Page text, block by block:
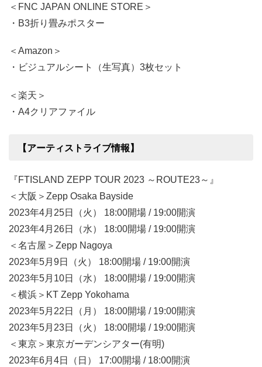
＜FNC JAPAN ONLINE STORE＞
・B3折り畳みポスター
＜Amazon＞
・ビジュアルシート（生写真）3枚セット
＜楽天＞
・A4クリアファイル
【アーティストライブ情報】
『FTISLAND ZEPP TOUR 2023 ～ROUTE23～』
＜大阪＞Zepp Osaka Bayside
2023年4月25日（火） 18:00開場 / 19:00開演
2023年4月26日（水） 18:00開場 / 19:00開演
＜名古屋＞Zepp Nagoya
2023年5月9日（火） 18:00開場 / 19:00開演
2023年5月10日（水） 18:00開場 / 19:00開演
＜横浜＞KT Zepp Yokohama
2023年5月22日（月） 18:00開場 / 19:00開演
2023年5月23日（火） 18:00開場 / 19:00開演
＜東京＞東京ガーデンシアター(有明)
2023年6月4日（日） 17:00開場 / 18:00開演